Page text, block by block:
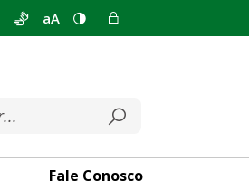
aA
Fale Conosco